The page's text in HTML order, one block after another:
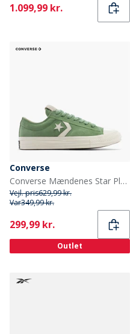
Current
1.099,99 kr.
Converse
Converse Mændenes Star Player 76 Suede Træningssko Foothill Green/Egret
Vejl. pris629,99 kr.
Var349,99 kr.
Current
299,99 kr.
Outlet